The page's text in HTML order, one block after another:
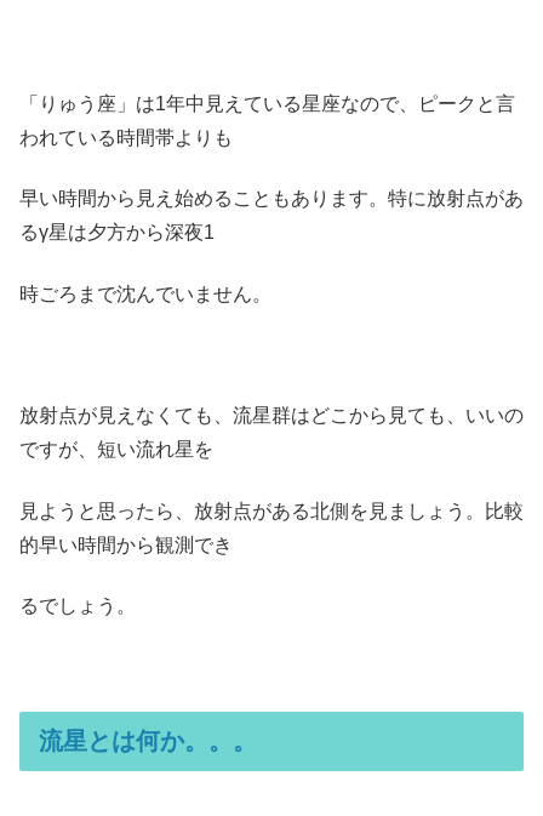
「りゅう座」は1年中見えている星座なので、ピークと言
われている時間帯よりも
早い時間から見え始めることもあります。特に放射点があ
るγ星は夕方から深夜1
時ごろまで沈んでいません。
放射点が見えなくても、流星群はどこから見ても、いいの
ですが、短い流れ星を
見ようと思ったら、放射点がある北側を見ましょう。比較
的早い時間から観測でき
るでしょう。
流星とは何か。。。